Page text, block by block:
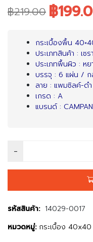
฿219.00
Original
price
was:
฿219.00.
฿
Current
price
฿199.00.
กระเบื้องพื้น
ประเภทสินค้า : เซร
ประเภทพื้นผิว : หย
บรรจุ : 6 แผ่น / ก
ลาย : แพมซิลค์-ดำ
เกรด : A
แบรนด์ :
รหัสสินค้า: 14029-0017
หมวดหมู่: กระเบื้อง 40x40